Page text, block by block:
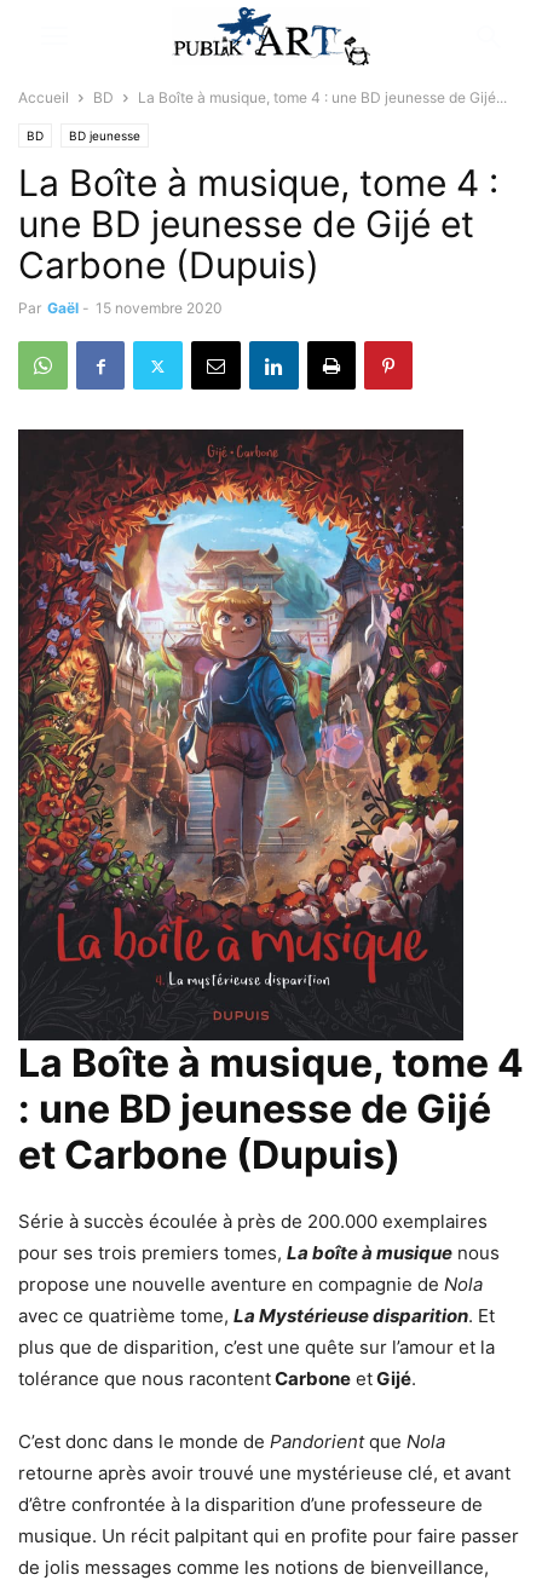
Accueil BD La Boîte à musique, tome 4 : une BD jeunesse de Gijé...
BD BD jeunesse
La Boîte à musique, tome 4 :
une BD jeunesse de Gijé et
Carbone (Dupuis)
Par Gaël - 15 novembre 2020
La Boîte à musique, tome 4
: une BD jeunesse de Gijé
et Carbone (Dupuis)
Série à succès écoulée à près de 200.000 exemplaires
pour ses trois premiers tomes, La boîte à musique nous
propose une nouvelle aventure en compagnie de Nola
avec ce quatrième tome, La Mystérieuse disparition. Et
plus que de disparition, c’est une quête sur l’amour et la
tolérance que nous racontentCarbone etGijé.
C’est donc dans le monde de Pandorientque Nola
retourne après avoir trouvé une mystérieuse clé, et avant
d’être confrontée à la disparition d’une professeure de
musique. Un récit palpitant qui en profite pour faire passer
de jolis messages comme les notions de bienveillance,